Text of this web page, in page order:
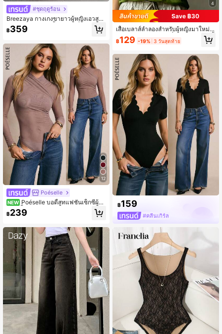
#ชุดฤดูร้อน
Breezaya กางเกงขายาวผู้หญิงเอวสูงท
รงหลวมขากว้างสีพื้นสไตล์ฝรั่งเศส แฟ
ชั่นหรูหรา เหมาะสำหรับฤดูใบไม้ผลิ ฤดู
เดินทางไปทำงาน การสวมใส่ประจำวัน
งานปาร์ตี้ ชายหาด ลำลอง โรแมนติก ก
ารออกเดท อเนกประสงค์
฿359
12
Poéselle
NEW Poéselle บอดี้สูทแฟชั่นเซ็กซี่ผู้ห
ญิง สีพื้น แต่งรูด แขนยาว
฿239
4
Save ฿30
เสื้อเบลาส์ลำลองสำหรับผู้หญิงมาใหม่ช่
วงฤดูร้อน แต่งระบายที่คอและข้อมือ, เสื้
อเชิ้ตสีพื้นหรูหราหลากหลายสไตล์สำหรั
฿129 -19% 3 วันสุดท้าย
฿159
#คลีนเกิร์ล